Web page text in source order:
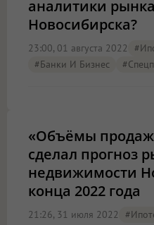
аналитики
Новосибирска?
23:00, 01 августа 2022
#Банки И Бизнес
«Объёмы продаж
сделал прогноз
недвижимости
конца 2022 года
21:26, 31 июля 2022